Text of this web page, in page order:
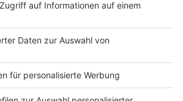
Osbourne!